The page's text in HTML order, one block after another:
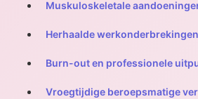
Muskuloskeletale
Herhaalde werkonderbrekingen
Burn-out en professionele
Vroegtijdige beroepsmatige